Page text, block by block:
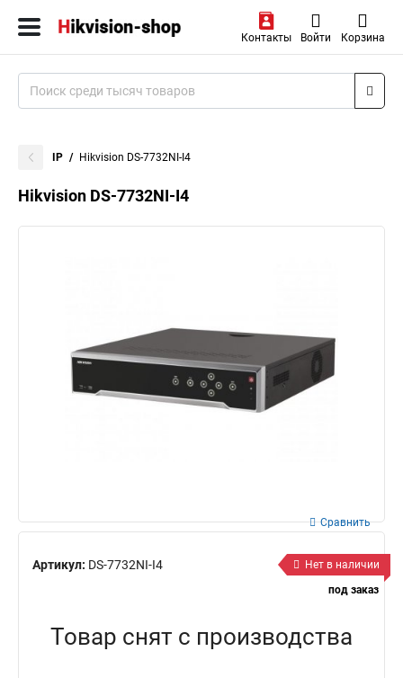
Контакты Войти Корзина
IP Hikvision DS-7732NI-I4
Hikvision DS-7732NI-I4
Артикул: DS-7732NI-I4
Сравнить
Нет в наличии
под заказ
Товар снят с производства